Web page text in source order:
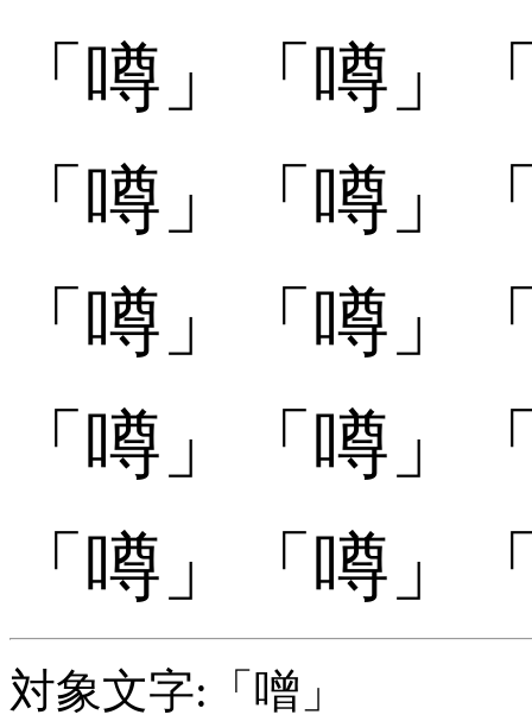
「噂󠄃」 「噂󠄃」
「噂󠄄」 「噂󠄄」
「噂󠄅」 「噂󠄅」
「噂󠄆」 「噂󠄆」
「噂󠄇」 「噂󠄇」
対象文字:「噌」